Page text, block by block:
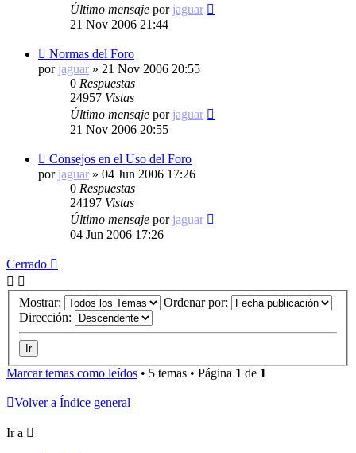
Último mensaje por jaguar
21 Nov 2006 21:44
Normas del Foro
por jaguar » 21 Nov 2006 20:55
0 Respuestas
24957 Vistas
Último mensaje por jaguar
21 Nov 2006 20:55
Consejos en el Uso del Foro
por jaguar » 04 Jun 2006 17:26
0 Respuestas
24197 Vistas
Último mensaje por jaguar
04 Jun 2006 17:26
Cerrado
Mostrar:
Ordenar por:
Dirección:
Marcar temas como leídos • 5 temas • Página 1 de 1
Volver a Índice general
Ir a